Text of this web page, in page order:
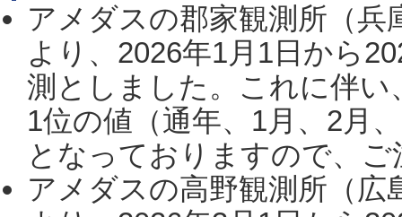
アメダスの郡家観測所（
より、2026年1月1日から
測としました。これに伴い
1位の値（通年、1月、2月
となっておりますので、
アメダスの高野観測所（